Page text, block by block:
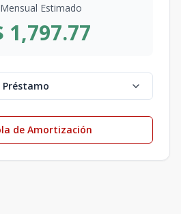
Estimado
1,797.77
Préstamo
de Amortización